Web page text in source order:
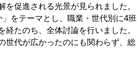
促進される光景が見られました。
をテーマとし、職業・世代別に4班
たのち、全体討論を行いました。
世代が広かったのにも関わらず、総